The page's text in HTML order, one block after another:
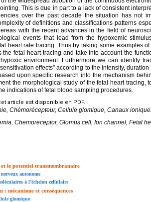
This is due in part to a lack of consistent
over the past decade the situation has not
of definitions and classifications patterns
with the recent advances in the field of
events that lead from the hypoxemic
heart rate tracing. Thus by taking some examples
the fetal heart tracing and take into account the
environment. Furthermore we can identify
effects” according to the intensity,
upon specific research into the mechanism
the morphological study of the fetal heart tracing,
indications of fetal blood sampling procedures.
article est disponible en PDF.
Chémorécepteur, Cellule glomique, Canaux
Chemoreceptor, Glomus cell, Ion channel, Fetal
le potentiel transmembranaire
autonome
à l’échelon cellulaire
: mécanisme et conséquences
glomique